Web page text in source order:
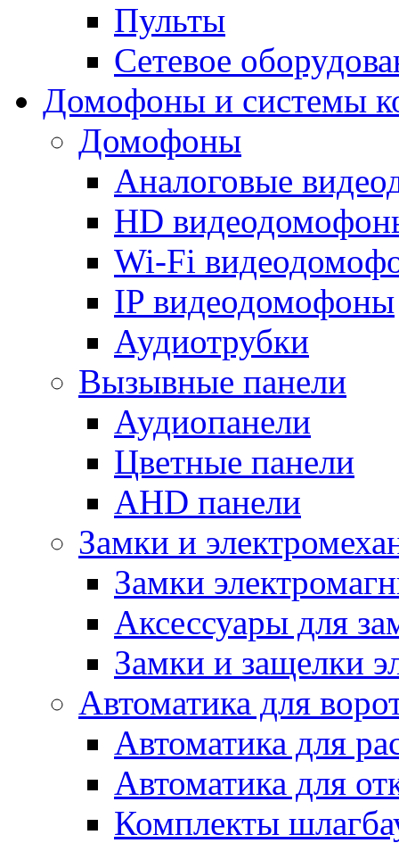
Пульты
Сетевое
Домофоны и системы
Домофоны
Аналоговые
HD
Wi-Fi
IP видеодомофоны
Аудиотрубки
Вызывные панели
Аудиопанели
Цветные панели
AHD панели
Замки и
Замки
Аксессуары для
Замки и защелки
Автоматика для
Автоматика для
Автоматика для
Комплекты